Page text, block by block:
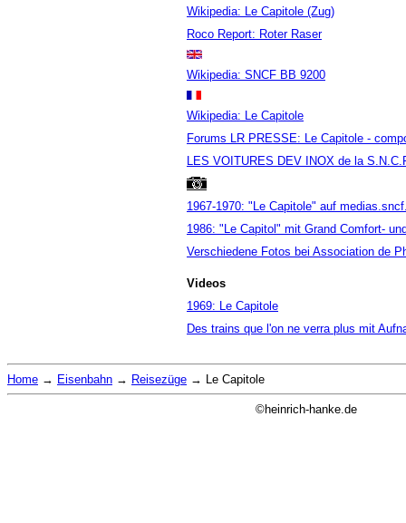
Wikipedia: Le Capitole (Zug)
Roco Report: Roter Raser
Wikipedia: SNCF BB 9200
Wikipedia: Le Capitole
Forums LR PRESSE: Le Capitole -
LES VOITURES DEV INOX de la
1967-1970: "Le Capitole" auf
1986: "Le Capitol" mit Grand Comfort-
Verschiedene Fotos bei Association de
Videos
1969: Le Capitole
Des trains que l'on ne verra plus mit
Home → Eisenbahn → Reisezüge → Le Capitole
©heinrich-hanke.de